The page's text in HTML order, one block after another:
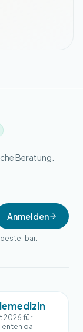
Beratung.
Anmelden
2026 für
da